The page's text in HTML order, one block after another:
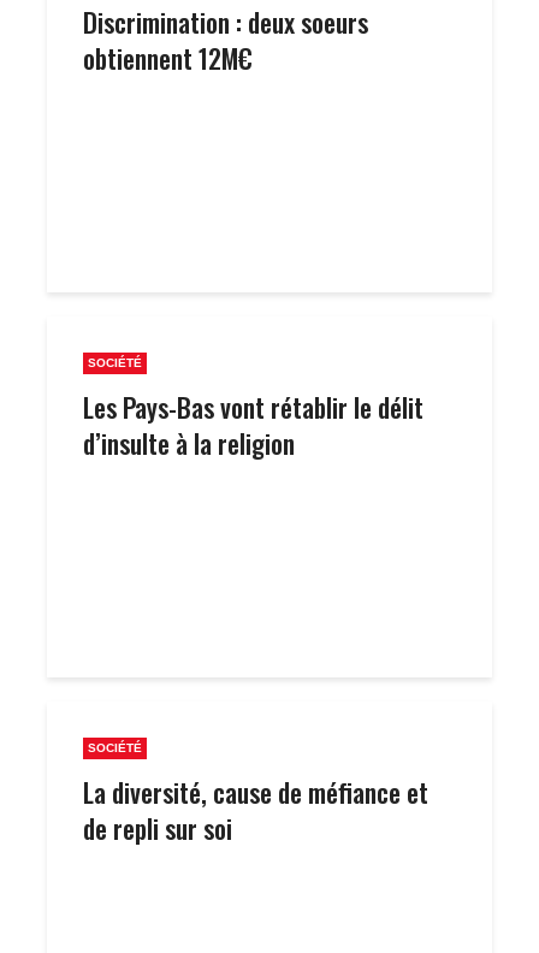
Discrimination : deux soeurs
obtiennent 12M€
SOCIÉTÉ
Les Pays-Bas vont rétablir le délit
d’insulte à la religion
SOCIÉTÉ
La diversité, cause de méfiance et
de repli sur soi